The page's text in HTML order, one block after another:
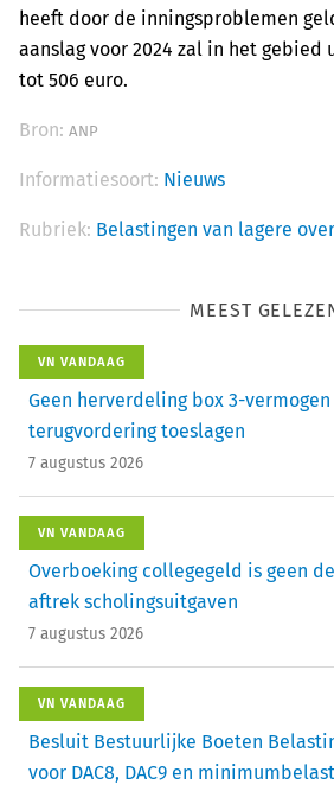
heeft door de inningsproblemen
aanslag voor 2024 zal in het gebied
tot 506 euro.
Bron: ANP
Informatiesoort: Nieuws
Rubriek: Belastingen van lagere
MEEST
VN VANDAAG
Geen herverdeling box 3-
terugvordering toeslagen
7 augustus 2026
VN VANDAAG
Overboeking collegegeld is geen
aftrek scholingsuitgaven
7 augustus 2026
VN VANDAAG
Besluit Bestuurlijke Boeten
voor DAC8, DAC9 en